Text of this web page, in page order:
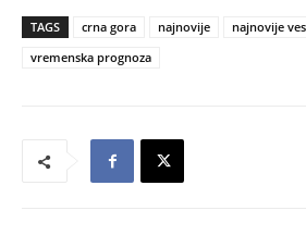
TAGS crna gora najnovije
najnovije
vremenska prognoza